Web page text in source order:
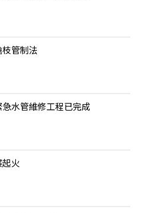
管制法
水管維修工程已完成
火